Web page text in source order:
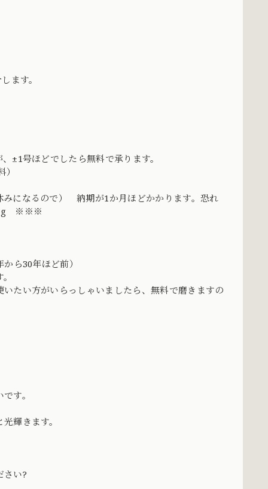
ます。
±1号ほどでしたら無料で承ります。
になるので） 納期が1か月ほどかかります。恐れ
※※※
ら30年ほど前）
たい方がいらっしゃいましたら、無料で磨きますの
す。
輝きます。
さい?